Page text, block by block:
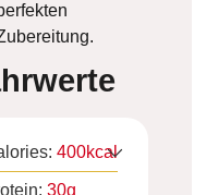
400kcal
30g